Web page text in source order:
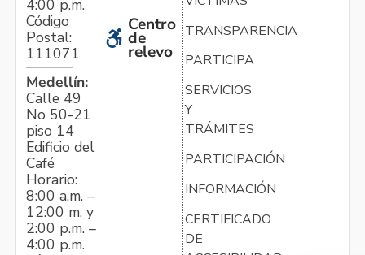
4:00 p.m.
Código
Postal:
111071
Medellín:
Calle 49
No 50-21
piso 14
Edificio del
Café
Horario:
8:00 a.m. –
12:00 m. y
2:00 p.m. –
4:00 p.m.
Centro
de
relevo
TRANSPARENCIA
PARTICIPA
SERVICIOS
Y
TRÁMITES
PARTICIPACIÓN
INFORMACIÓN
CERTIFICADO
DE